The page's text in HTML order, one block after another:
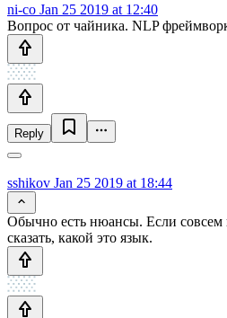
ni-co Jan 25 2019 at 12:40
Вопрос от чайника. NLP
Reply
sshikov Jan 25 2019 at 18:44
Обычно есть нюансы. Если совсем
сказать, какой это язык.